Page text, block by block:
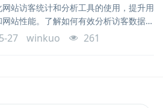
站访客统计和分析工具的使用，提升用
网站性能。了解如何有效分析访客数据，
容和营销策略。西安云阔网络为您提供
27 winkuo 261